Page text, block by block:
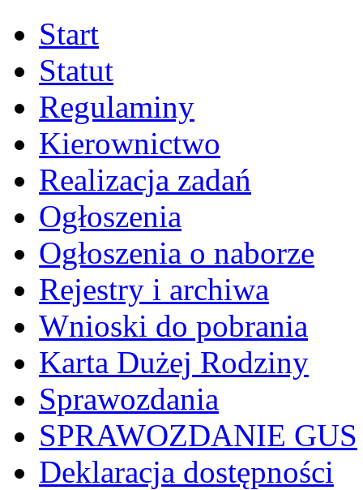
Start
Statut
Regulaminy
Kierownictwo
Realizacja zadań
Ogłoszenia
Ogłoszenia o naborze
Rejestry i archiwa
Wnioski do pobrania
Karta Dużej Rodziny
Sprawozdania
SPRAWOZDANIE GUS
Deklaracja dostępności